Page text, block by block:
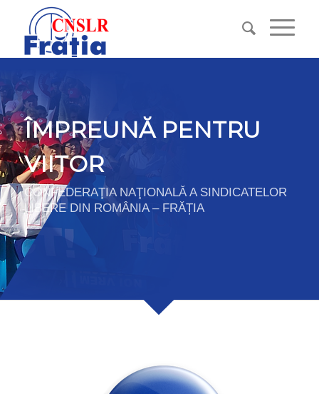
ÎMPREUNĂ PENTRU
VIITOR
CONFEDERAŢIA NAŢIONALĂ A SINDICATELOR
LIBERE DIN ROMÂNIA – FRĂȚIA